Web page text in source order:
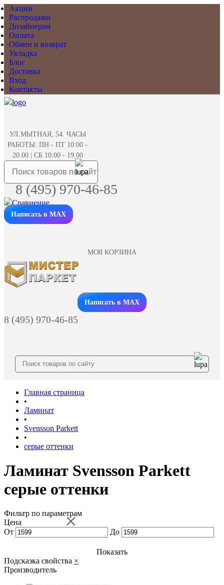
Акции
Распродажи
Дизайнерам
Оплата
Обмен и возврат
Укладка
Блог
Доставка
Вход
Контакты
УЛ.МЫТНАЯ, 54. ЧАСЫ
РАБОТЫ: ПН - ПТ 10:00 -
20.00 | СБ 10:00 - 19.00
8 (495) 970-46-85
Написать в MAX
МОЯ КОРЗИНА
Заказать звонок
Написать в MAX
8 (495) 970-46-85
Главная страница
•
Ламинат
•
Svensson Parkett
•
серые оттенки
Ламинат Svensson Parkett
серые оттенки
Фильтр по параметрам
×
Цена
От
До
Показать
Подсказка свойства ×
Производитель